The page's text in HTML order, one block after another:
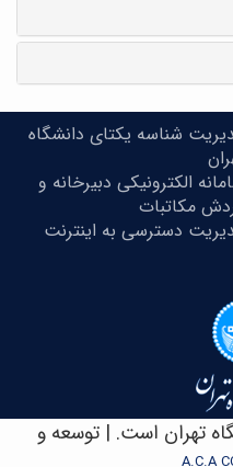
شناسه یکتای دانشگاه
الکترونیکی دبیرخانه و
مکاتبات
دسترسی به اینترنت
تهران است. | توسعه و
A.C.A